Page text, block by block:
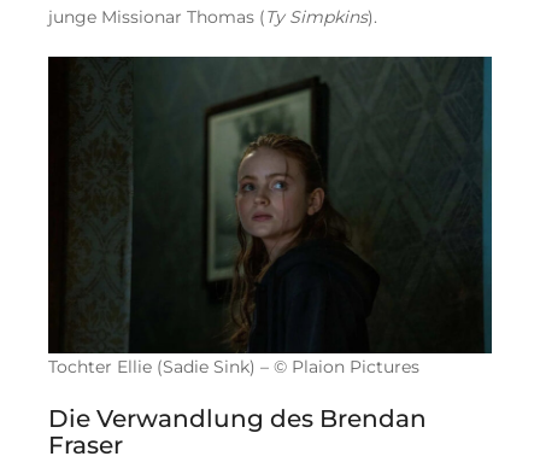
junge Missionar Thomas (Ty Simpkins).
Tochter Ellie (Sadie Sink) – © Plaion Pictures
Die Verwandlung des Brendan
Fraser